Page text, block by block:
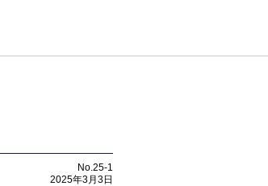
No.25-1
2025年3月3日